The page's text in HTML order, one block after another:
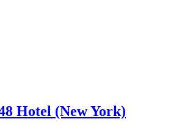
Hotel (New York)